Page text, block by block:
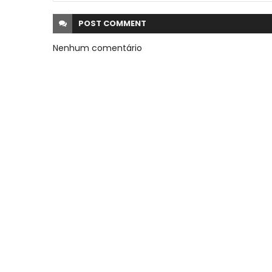
POST COMMENT
Nenhum comentário